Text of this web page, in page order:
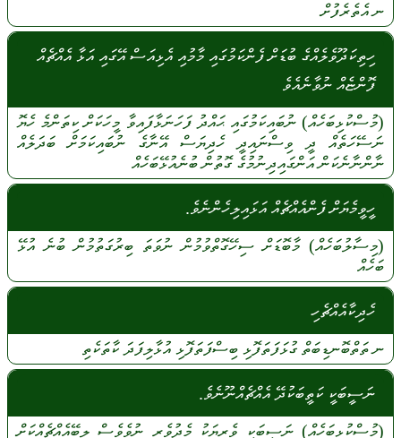
ނއެތެރެފުށް
ހިތިކަދޫވެލެއްގެ ބުޑަށް ފެންކަމުގައި މާމުއި އެޅިއަސް އޭގައި އަޅާ އެއްޗެއް
ފޮންޏެއް ނުވާނެއެވެ
(މުސްކުޅިބަހެއް)ނުބައިކަމުގައިޙައްދުފަހަނަޅާފައިވާ މީހަކަށްކިތަންމެހެޔޮ
ނަސޭހަތެއް ދީ ވިސްނައިދީހެދިޔަސްއޭނާގެނުބައިކަމަށް ބަދަލެއް
ނާންނާނެކަންއަންގައިދިނުމުގެގޮތުންބުނެއުޅޭބަހެއް
ހީވީމެޔަށް ފެންއެއްޗެއް އަޅައިލިހެންނެވެ.
(މިސާލުބަހެއް)މާބޮޑަށް ސިހޭގޮތްވުމުން ނުވަތަ ބިރުގަތުމުން ބުނެ އުޅޭ
ބަހެއް
ހެދިކާއެއްޗެހި
ނތަތްބޮނޑިބަތް ގުޅަފަތަފޮޅި ބިސްފަތަފޮޅި އުޅާލިފަދަކާތަކެތި
ނަސީބަކީ ކަތީބަކުދޭ އެއްޗެއްނޫނެވެ.
(މުސްކުޅިބަހެއް)ނަސީބަކީވެރިޔަކުމެދުވެރި ނުވެވެސް ލިބޭއެއްޗެއްކަށް